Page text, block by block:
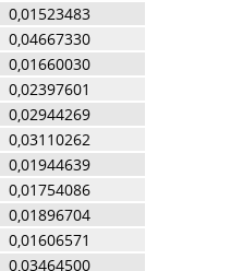
0,01523483
0,04667330
0,01660030
0,02397601
0,02944269
0,03110262
0,01944639
0,01754086
0,01896704
0,01606571
0,03464500